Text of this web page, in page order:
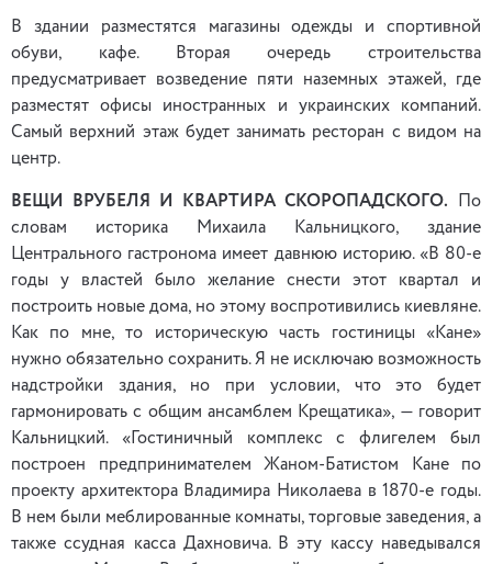
В здании разместятся магазины одежды и спортивной
обуви, кафе. Вторая очередь строительства
предусматривает возведение пяти наземных этажей, где
разместят офисы иностранных и украинских компаний.
Самый верхний этаж будет занимать ресторан с видом на
центр.
ВЕЩИ ВРУБЕЛЯ И КВАРТИРА СКОРОПАДСКОГО. По
словам историка Михаила Кальницкого, здание
Центрального гастронома имеет давнюю историю. «В 80-е
годы у властей было желание снести этот квартал и
построить новые дома, но этому воспротивились киевляне.
Как по мне, то историческую часть гостиницы «Кане»
нужно обязательно сохранить. Я не исключаю возможность
надстройки здания, но при условии, что это будет
гармонировать с общим ансамблем Крещатика», — говорит
Кальницкий. «Гостиничный комплекс с флигелем был
построен предпринимателем Жаном-Батистом Кане по
проекту архитектора Владимира Николаева в 1870-е годы.
В нем были меблированные комнаты, торговые заведения, а
также ссудная касса Дахновича. В эту кассу наведывался